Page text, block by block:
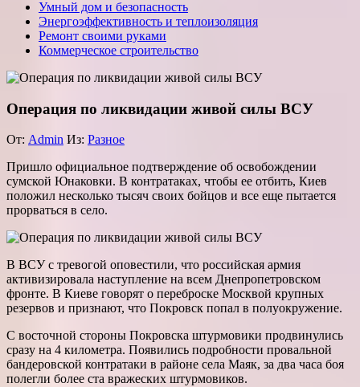
Умный дом и безопасность
Энергоэффективность и теплоизоляция
Ремонт своими руками
Коммерческое строительство
Операция по ликвидации живой силы ВСУ
От: Admin Из: Разное
Пришло официальное подтверждение об освобождении
сумской Юнаковки. В контратаках, чтобы ее отбить, Киев
положил несколько тысяч своих бойцов и все еще пытается
прорваться в село.
В ВСУ с тревогой оповестили, что российская армия
активизировала наступление на всем Днепропетровском
фронте. В Киеве говорят о переброске Москвой крупных
резервов и признают, что Покровск попал в полуокружение.
С восточной стороны Покровска штурмовики продвинулись
сразу на 4 километра. Появились подробности провальной
бандеровской контратаки в районе села Маяк, за два часа боя
полегли более ста вражеских штурмовиков.